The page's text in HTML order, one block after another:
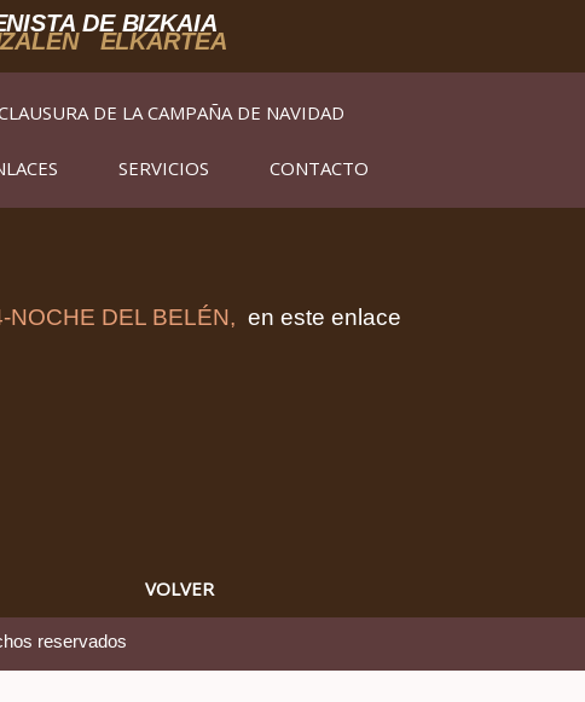
DE BIZKAIA
ELKARTEA
DE LA CAMPAÑA DE NAVIDAD
SERVICIOS CONTACTO
NOCHE DEL BELÉN, en este enlace
VOLVER
reservados